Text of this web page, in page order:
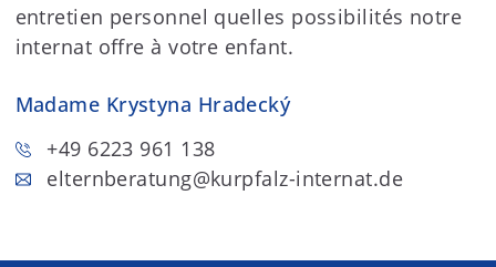
entretien personnel quelles possibilités notre
internat offre à votre enfant.
Madame Krystyna Hradecký
+49 6223 961 138
elternberatung@kurpfalz-internat.de